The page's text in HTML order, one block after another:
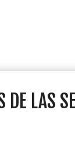
DE LAS